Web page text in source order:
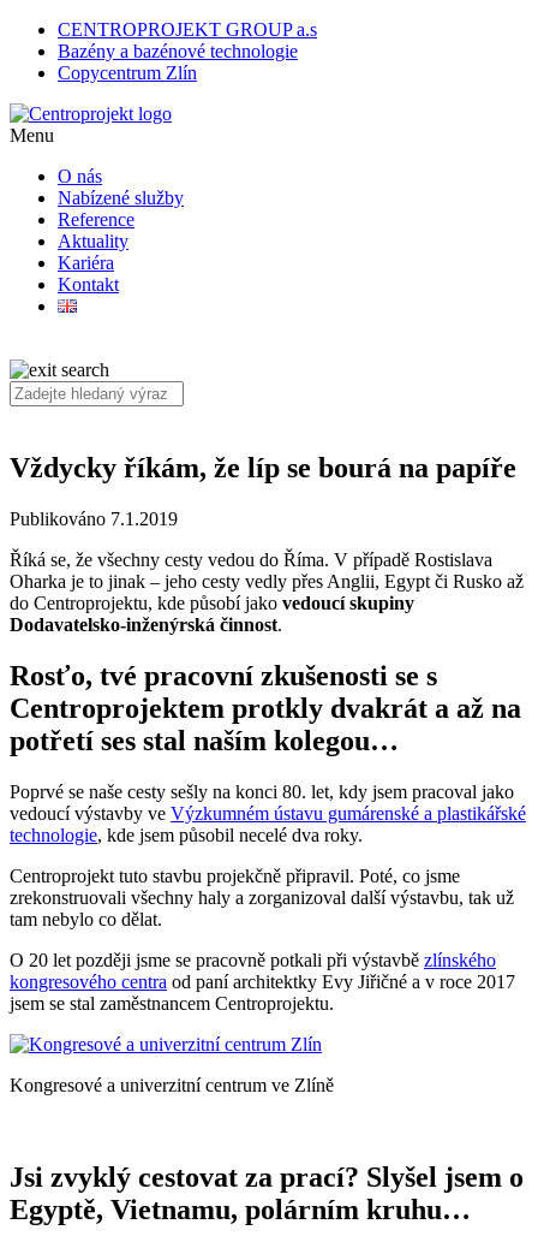
CENTROPROJEKT GROUP a.s
Bazény a bazénové technologie
Copycentrum Zlín
Menu
O nás
Nabízené služby
Reference
Aktuality
Kariéra
Kontakt
Vždycky říkám, že líp se bourá na papíře
Publikováno 7.1.2019
Říká se, že všechny cesty vedou do Říma. V případě Rostislava
Oharka je to jinak – jeho cesty vedly přes Anglii, Egypt či Rusko až
do Centroprojektu, kde působí jako vedoucí skupiny
Dodavatelsko-inženýrská činnost.
Rosťo, tvé pracovní zkušenosti se s
Centroprojektem protkly dvakrát a až na
potřetí ses stal naším kolegou…
Poprvé se naše cesty sešly na konci 80. let, kdy jsem pracoval jako
vedoucí výstavby ve Výzkumném ústavu gumárenské a plastikářské
technologie, kde jsem působil necelé dva roky.
Centroprojekt tuto stavbu projekčně připravil. Poté, co jsme
zrekonstruovali všechny haly a zorganizoval další výstavbu, tak už
tam nebylo co dělat.
O 20 let později jsme se pracovně potkali při výstavbě zlínského
kongresového centra od paní architektky Evy Jiřičné a v roce 2017
jsem se stal zaměstnancem Centroprojektu.
Kongresové a univerzitní centrum ve Zlíně
Jsi zvyklý cestovat za prací? Slyšel jsem o
Egyptě, Vietnamu, polárním kruhu…